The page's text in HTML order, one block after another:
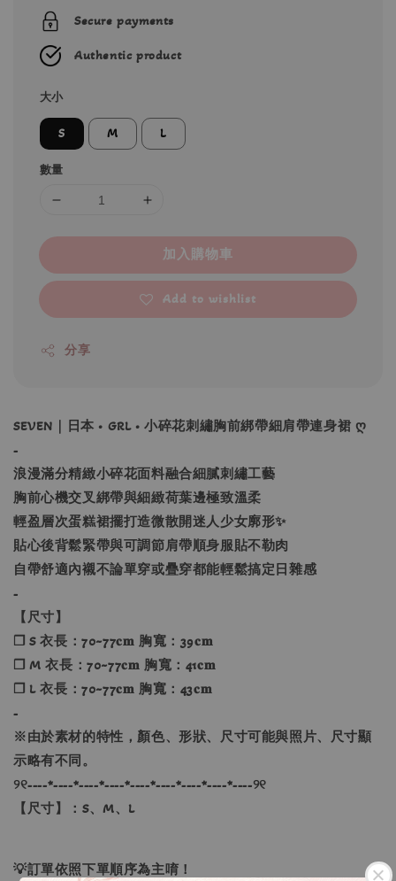
Secure payments
Authentic product
大小
S M L
數量
加入購物車
Add to wishlist
分享
SEVEN｜日本 • GRL • 小碎花刺繡胸前綁帶細肩帶連身裙 ღ
-
浪漫滿分精緻小碎花面料融合細膩刺繡工藝
胸前心機交叉綁帶與細緻荷葉邊極致溫柔
輕盈層次蛋糕裙擺打造微散開迷人少女廓形✨
貼心後背鬆緊帶與可調節肩帶順身服貼不勒肉
自帶舒適內襯不論單穿或疊穿都能輕鬆搞定日雜感
-
【尺寸】
❐ S 衣長：70~77𝐜𝐦 胸寬：39𝐜𝐦
❐ M 衣長：70~77𝐜𝐦 胸寬：41𝐜𝐦
❐ L 衣長：70~77𝐜𝐦 胸寬：43𝐜𝐦
-
※由於素材的特性，顏色、形狀、尺寸可能與照片、尺寸顯
示略有不同。
୨୧----*----*----*----*----*----*----*----*----୨୧
【尺寸】：S、M、L
💡訂單依照下單順序為主唷！